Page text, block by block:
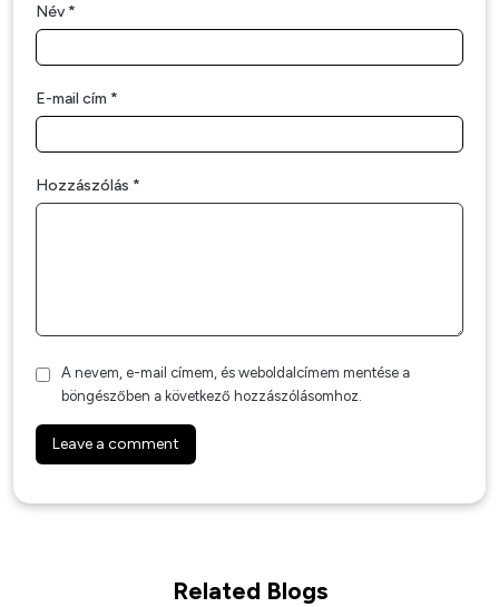
Hozzászólás *
Név*
E-mail cím *
A nevem, e-mail címem, és weboldalcímem mentése a
böngészőben a következő hozzászólásomhoz.
Related Blogs